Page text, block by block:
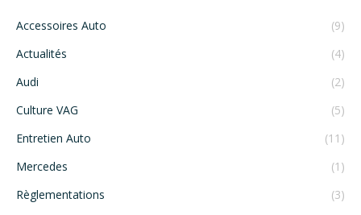
Accessoires Auto
(9)
Actualités
(4)
Audi
(2)
Culture VAG
(5)
Entretien Auto
(11)
Mercedes
(1)
Règlementations
(3)